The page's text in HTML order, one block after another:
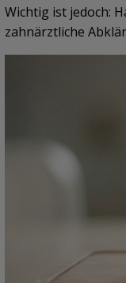
Wichtig ist jedoch:
zahnärztliche